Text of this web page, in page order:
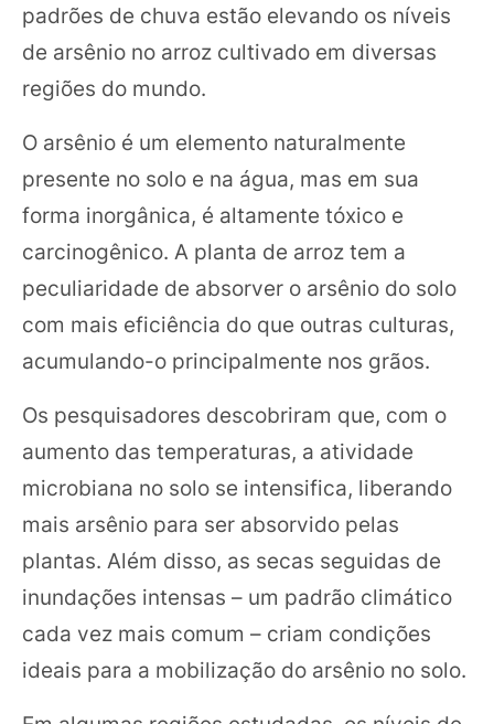
padrões de chuva estão elevando os níveis
de arsênio no arroz cultivado em diversas
regiões do mundo.
O arsênio é um elemento naturalmente
presente no solo e na água, mas em sua
forma inorgânica, é altamente tóxico e
carcinogênico. A planta de arroz tem a
peculiaridade de absorver o arsênio do solo
com mais eficiência do que outras culturas,
acumulando-o principalmente nos grãos.
Os pesquisadores descobriram que, com o
aumento das temperaturas, a atividade
microbiana no solo se intensifica, liberando
mais arsênio para ser absorvido pelas
plantas. Além disso, as secas seguidas de
inundações intensas – um padrão climático
cada vez mais comum – criam condições
ideais para a mobilização do arsênio no solo.